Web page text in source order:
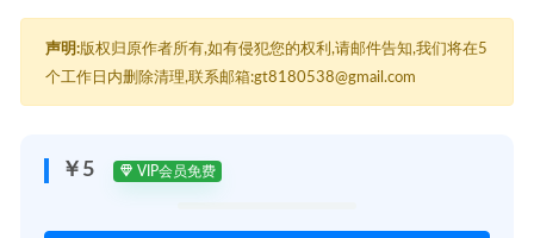
声明:版权归原作者所有,如有侵犯您的权利,请邮件告知,我们将在5
个工作日内删除清理,联系邮箱:gt8180538@gmail.com
￥5 VIP会员免费